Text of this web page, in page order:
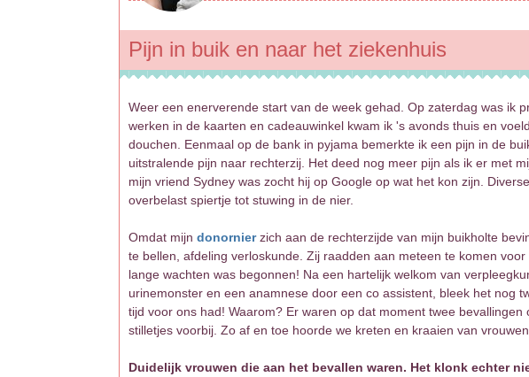
Pijn in buik en naar het ziekenhuis
Weer een enerverende start van de week gehad. Op zaterdag was ik
werken in de kaarten en cadeauwinkel kwam ik 's avonds thuis en
douchen. Eenmaal op de bank in pyjama bemerkte ik een pijn in de
uitstralende pijn naar rechterzij. Het deed nog meer pijn als ik er met
mijn vriend Sydney was zocht hij op Google op wat het kon zijn.
overbelast spiertje tot stuwing in de nier.
Omdat mijn donornierzich aan de rechterzijde van mijn buikholte
te bellen, afdeling verloskunde. Zij raadden aan meteen te komen
lange wachten was begonnen! Na een hartelijk welkom van
urinemonster en een anamnese door een co assistent, bleek het nog
tijd voor ons had! Waarom? Er waren op dat moment twee
stilletjes voorbij. Zo af en toe hoorde we kreten en kraaien van
Duidelijk vrouwen die aan het bevallen waren. Het klonk echter